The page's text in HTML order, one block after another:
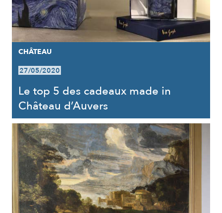
CHÂTEAU
27/05/2020
Le top 5 des cadeaux made in
Château d’Auvers